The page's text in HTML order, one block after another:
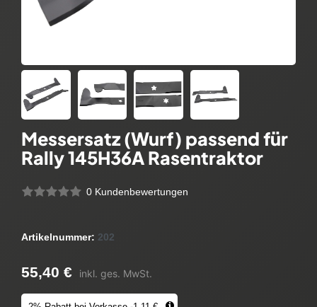
Messersatz (Wurf) passend für
Rally 145H36A Rasentraktor
0 Kundenbewertungen
Artikelnummer: 202
55,40 € inkl. ges. MwSt.